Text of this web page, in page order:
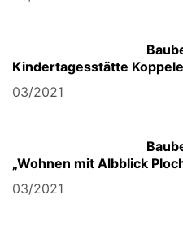
Kindertagesstätte
03/2021
„Wohnen mit Albblick
03/2021